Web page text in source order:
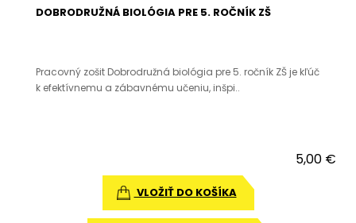
DOBRODRUŽNÁ BIOLÓGIA PRE 5. ROČNÍK ZŠ
Pracovný zošit Dobrodružná biológia pre 5. ročník ZŠ je kľúč
k efektívnemu a zábavnému učeniu, inšpi..
5,00 €
VLOŽIŤ DO KOŠÍKA